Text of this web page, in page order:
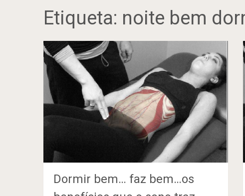
Etiqueta: noite bem
Dormir bem… faz bem…os